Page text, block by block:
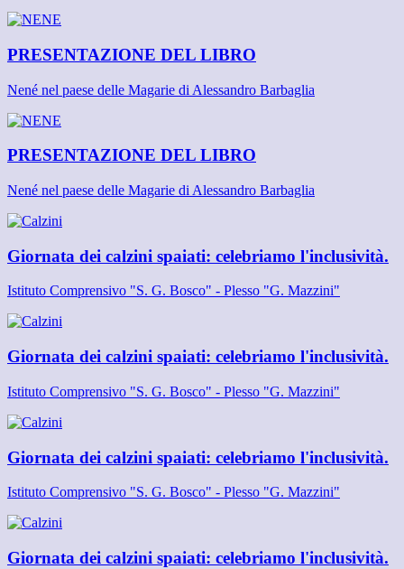
PRESENTAZIONE DEL LIBRO
Nené nel paese delle Magarie di Alessandro Barbaglia
PRESENTAZIONE DEL LIBRO
Nené nel paese delle Magarie di Alessandro Barbaglia
Giornata dei calzini spaiati: celebriamo l'inclusività.
Istituto Comprensivo "S. G. Bosco" - Plesso "G. Mazzini"
Giornata dei calzini spaiati: celebriamo l'inclusività.
Istituto Comprensivo "S. G. Bosco" - Plesso "G. Mazzini"
Giornata dei calzini spaiati: celebriamo l'inclusività.
Istituto Comprensivo "S. G. Bosco" - Plesso "G. Mazzini"
Giornata dei calzini spaiati: celebriamo l'inclusività.